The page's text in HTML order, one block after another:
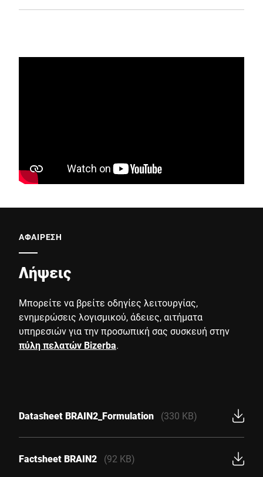
ΑΦΑΙΡΕΣΗ
Λήψεις
Μπορείτε να βρείτε οδηγίες λειτουργίας,
ενημερώσεις λογισμικού, άδειες, αιτήματα
υπηρεσιών για την προσωπική σας συσκευή στην
πύλη πελατών Bizerba.
Datasheet BRAIN2_Formulation (330 KB)
Factsheet BRAIN2 (92 KB)